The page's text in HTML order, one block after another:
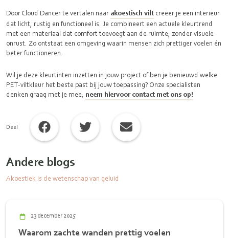
Door Cloud Dancer te vertalen naar akoestisch vilt creëer je een interieur
dat licht, rustig en functioneel is. Je combineert een actuele kleurtrend
met een materiaal dat comfort toevoegt aan de ruimte, zonder visuele
onrust. Zo ontstaat een omgeving waarin mensen zich prettiger voelen én
beter functioneren.
Wil je deze kleurtinten inzetten in jouw project of ben je benieuwd welke
PET-viltkleur het beste past bij jouw toepassing? Onze specialisten
denken graag met je mee, neem hiervoor contact met ons op!
Deel
Andere blogs
Akoestiek is de wetenschap van geluid
23 december 2025
Waarom zachte wanden prettig voelen